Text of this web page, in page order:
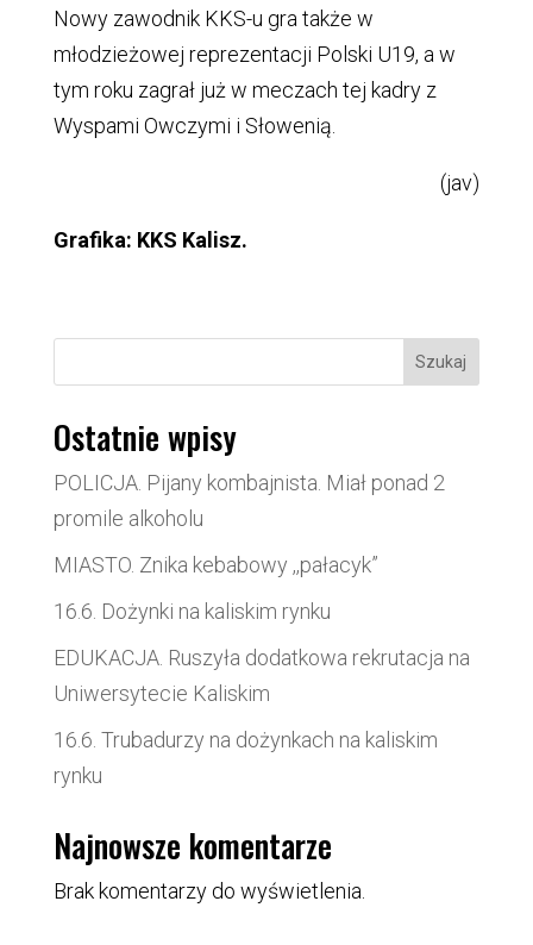
Nowy zawodnik KKS-u gra także w
młodzieżowej reprezentacji Polski U19, a w
tym roku zagrał już w meczach tej kadry z
Wyspami Owczymi i Słowenią.
(jav)
Grafika: KKS Kalisz.
Szukaj
Ostatnie wpisy
POLICJA. Pijany kombajnista. Miał ponad 2
promile alkoholu
MIASTO. Znika kebabowy ,,pałacyk”
16.6. Dożynki na kaliskim rynku
EDUKACJA. Ruszyła dodatkowa rekrutacja na
Uniwersytecie Kaliskim
16.6. Trubadurzy na dożynkach na kaliskim
rynku
Najnowsze komentarze
Brak komentarzy do wyświetlenia.